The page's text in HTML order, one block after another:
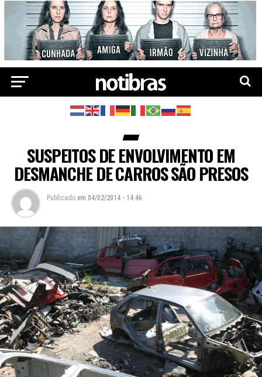
SUSPEITOS DE ENVOLVIMENTO EM
DESMANCHE DE CARROS SÃO PRESOS
Publicado em 04/02/2014 - 14:46